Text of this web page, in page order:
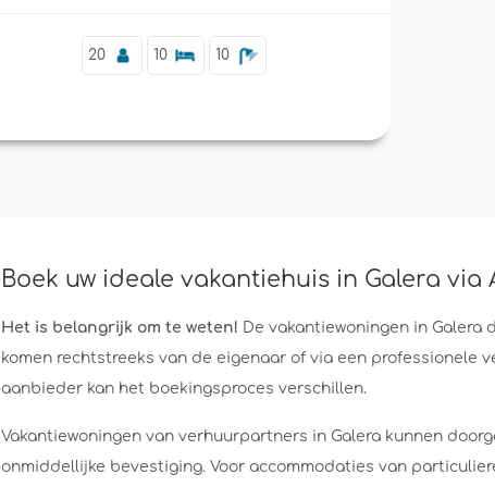
20 10 10
Boek uw ideale vakantiehuis in Galera via
Het is belangrijk om te weten! De vakantiewoningen in Galera
komen rechtstreeks van de eigenaar of via een professionele
aanbieder kan het boekingsproces verschillen.
Vakantiewoningen van verhuurpartners in Galera kunnen
onmiddellijke bevestiging. Voor accommodaties van